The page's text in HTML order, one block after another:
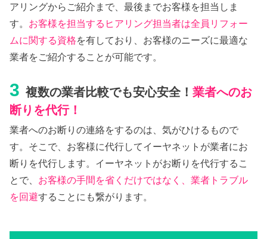
アリングからご紹介まで、最後までお客様を担当しま
す。 お客様を担当するヒアリング担当者は全員リフォー
ムに関する資格を有しており、お客様のニーズに最適な
業者をご紹介することが可能です。
3 複数の業者比較でも安心安全！業者へのお
断りを代行！
業者へのお断りの連絡をするのは、気がひけるもので
す。そこで、お客様に代行してイーヤネットが業者にお
断りを代行します。イーヤネットがお断りを代行するこ
とで、 お客様の手間を省くだけではなく、業者トラブル
を回避することにも繋がります。